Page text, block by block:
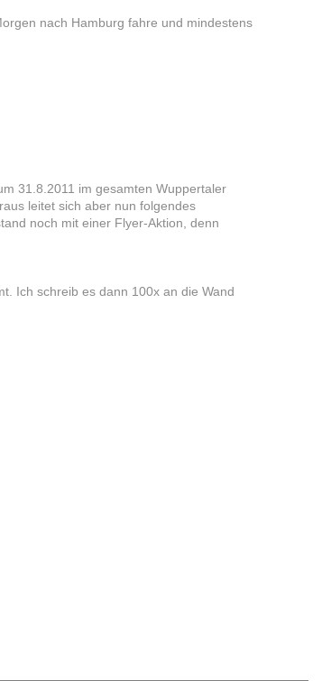
nach Hamburg fahre und mindestens
31.8.2011 im gesamten Wuppertaler
leitet sich aber nun folgendes
noch mit einer Flyer-Aktion, denn
Ich schreib es dann 100x an die Wand